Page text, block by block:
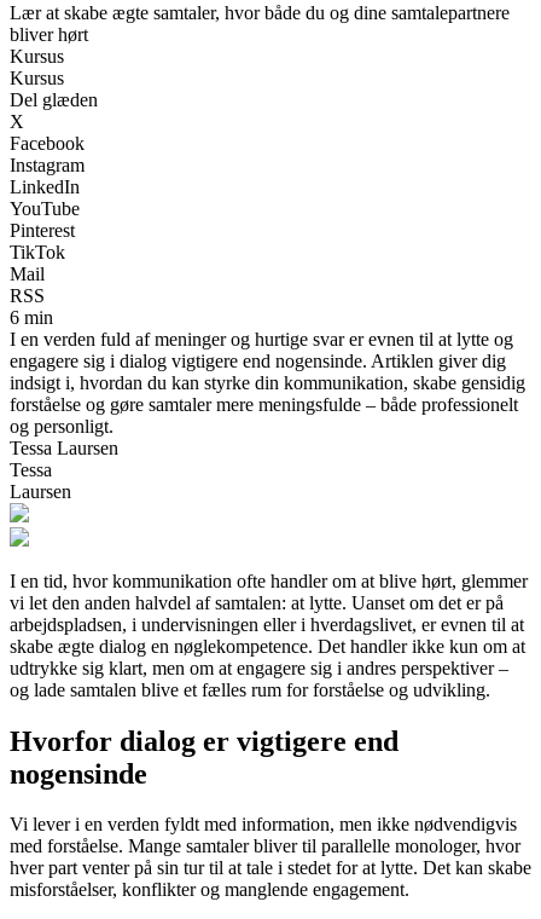
Lær at skabe ægte samtaler, hvor både du og dine samtalepartnere
bliver hørt
Kursus
Kursus
Del glæden
X
Facebook
Instagram
LinkedIn
YouTube
Pinterest
TikTok
Mail
RSS
6 min
I en verden fuld af meninger og hurtige svar er evnen til at lytte og
engagere sig i dialog vigtigere end nogensinde. Artiklen giver dig
indsigt i, hvordan du kan styrke din kommunikation, skabe gensidig
forståelse og gøre samtaler mere meningsfulde – både professionelt
og personligt.
Tessa Laursen
Tessa
Laursen
I en tid, hvor kommunikation ofte handler om at blive hørt, glemmer
vi let den anden halvdel af samtalen: at lytte. Uanset om det er på
arbejdspladsen, i undervisningen eller i hverdagslivet, er evnen til at
skabe ægte dialog en nøglekompetence. Det handler ikke kun om at
udtrykke sig klart, men om at engagere sig i andres perspektiver –
og lade samtalen blive et fælles rum for forståelse og udvikling.
Hvorfor dialog er vigtigere end
nogensinde
Vi lever i en verden fyldt med information, men ikke nødvendigvis
med forståelse. Mange samtaler bliver til parallelle monologer, hvor
hver part venter på sin tur til at tale i stedet for at lytte. Det kan skabe
misforståelser, konflikter og manglende engagement.